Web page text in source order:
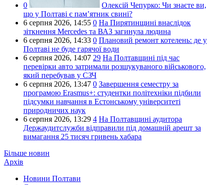
0 Олексій Чепурко: Чи знаєте ви,
що у Полтаві є пам’ятник свині?
6 серпня 2026, 14:55 0 На Пирятинщині внаслідок
зіткнення Mercedes та ВАЗ загинула людина
6 серпня 2026, 14:33 0 Плановий ремонт котелень: де у
Полтаві не буде гарячої води
6 серпня 2026, 14:07 29 На Полтавщині під час
перевірки авто затримали розшукуваного військового,
який перебував у СЗЧ
6 серпня 2026, 13:47 0 Завершення семестру за
програмою Erasmus+: студентки політехніки підбили
підсумки навчання в Естонському університеті
природничих наук
6 серпня 2026, 13:29 4 На Полтавщині аудитора
Держаудитслужби відправили під домашній арешт за
вимагання 25 тисяч гривень хабара
Більше новин
Архів
Новини Полтави